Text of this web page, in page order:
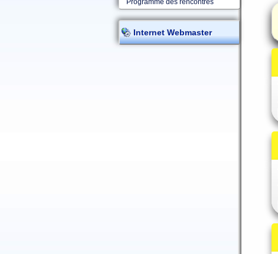
Programme des rencontres
Internet Webmaster